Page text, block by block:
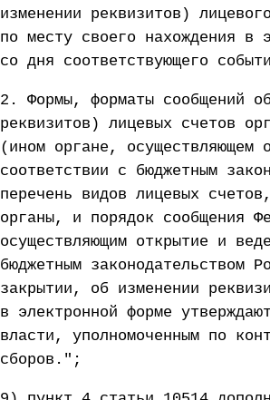
изменении реквизитов)
по месту своего нахождения в
со дня соответствующего
2. Формы, форматы сообщений
реквизитов) лицевых счетов
(ином органе, осуществляющем
соответствии с бюджетным
перечень видов лицевых
органы, и порядок сообщения
осуществляющим открытие и
бюджетным законодательством
закрытии, об изменении
в электронной форме
власти, уполномоченным по
сборов.";